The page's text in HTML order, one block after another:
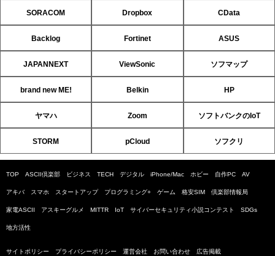
SORACOM Dropbox CData
Backlog Fortinet ASUS
JAPANNEXT ViewSonic ソフマップ
brand new ME! Belkin HP
ヤマハ Zoom ソフトバンクのIoT
STORM pCloud ソフクリ
TOP ASCII倶楽部 ビジネス TECH デジタル iPhone/Mac ホビー 自作PC AV
アキバ スマホ スタートアップ プログラミング+ ゲーム 格安SIM 倶楽部情報局
家電ASCII アスキーグルメ MITTR IoT サイバーセキュリティ小説コンテスト SDGs
地方活性
サイトポリシー プライバシーポリシー 運営会社 お問い合わせ 広告掲載